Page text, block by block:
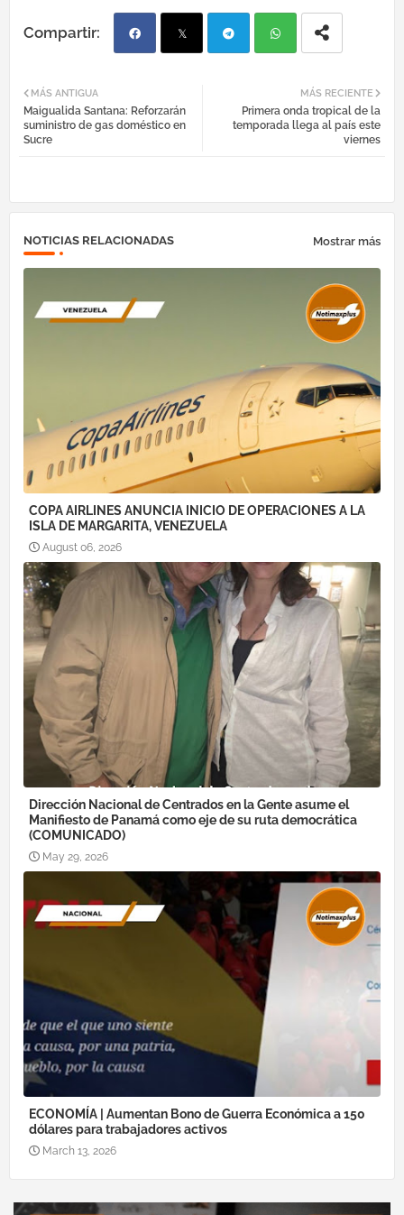
ebo tter atsa
MÁS RECIENTE
Primera onda tropical de la
temporada llega al país este
viernes
MÁS ANTIGUA
Maigualida Santana: Reforzarán
suministro de gas doméstico en
Sucre
NOTICIAS RELACIONADAS Mostrar más
COPA AIRLINES ANUNCIA INICIO DE OPERACIONES A LA
ISLA DE MARGARITA, VENEZUELA
August 06, 2026
Dirección Nacional de Centrados en la Gente asume el
Manifiesto de Panamá como eje de su ruta democrática
(COMUNICADO)
May 29, 2026
ECONOMÍA | Aumentan Bono de Guerra Económica a 150
dólares para trabajadores activos
March 13, 2026